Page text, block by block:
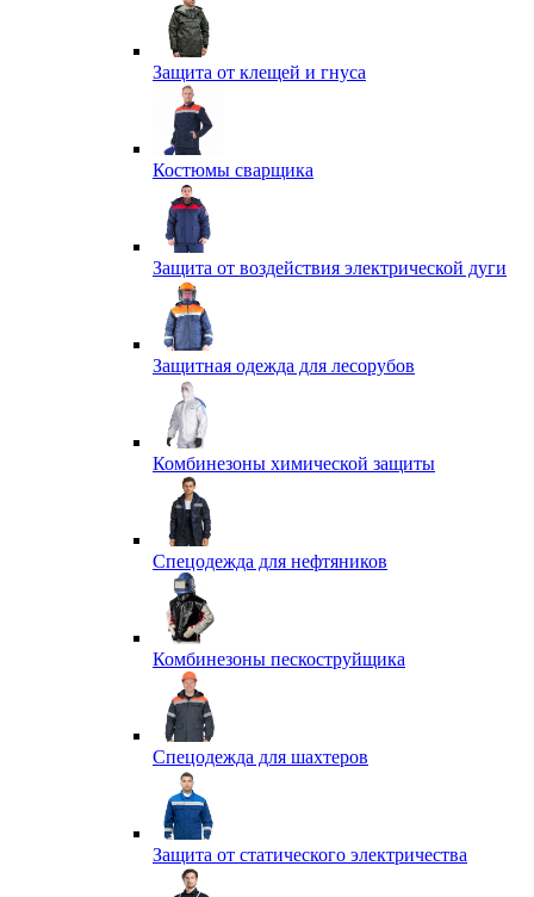
Защита от клещей и гнуса
Костюмы сварщика
Защита от воздействия электрической дуги
Защитная одежда для лесорубов
Комбинезоны химической защиты
Спецодежда для нефтяников
Комбинезоны пескоструйщика
Спецодежда для шахтеров
Защита от статического электричества